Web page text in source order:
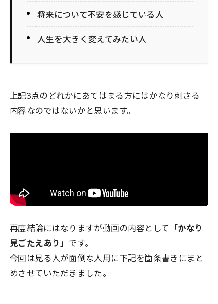
将来について不安を感じている人
人生を大きく変えてみたい人
上記3点のどれかにあてはまる方にはかなり刺さる
内容なのではないかと思います。
再度結論にはなりますが動画の内容として 「かなり
見ごたえあり」 です。
今回は見る人が面倒な人用に下記を箇条書きにまと
めさせていただきました。